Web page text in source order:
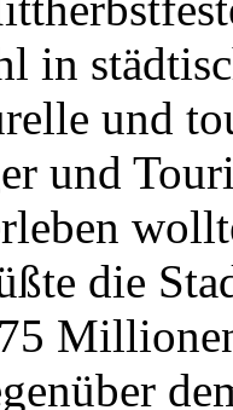
in
und
und
die